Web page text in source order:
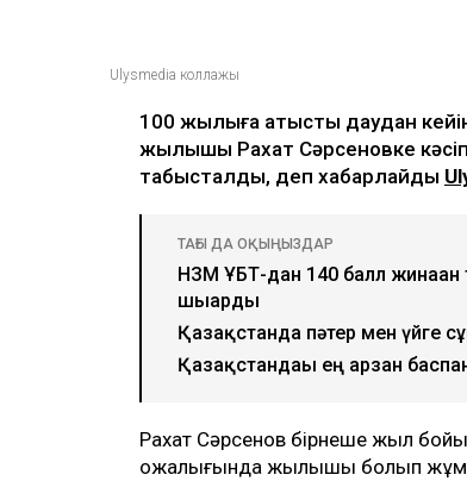
Ulysmedia коллажы
100 жылқыға қатысты даудан
жылқышы Рахат Сәрсеновке
табысталды, деп хабарлайды
ТАҒЫ ДА ОҚЫҢЫЗДАР
НЗМ ҰБТ-дан 140 балл жинаған
шығарды
Қазақстанда пәтер мен үйге
Қазақстандағы ең арзан
Рахат Сәрсенов бірнеше жыл
қожалығында жылқышы болып